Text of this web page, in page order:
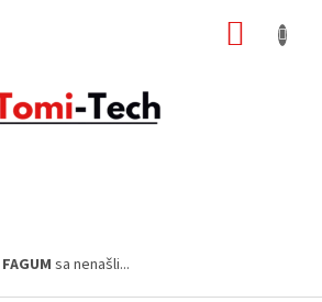
FAGUM sa nenašli...